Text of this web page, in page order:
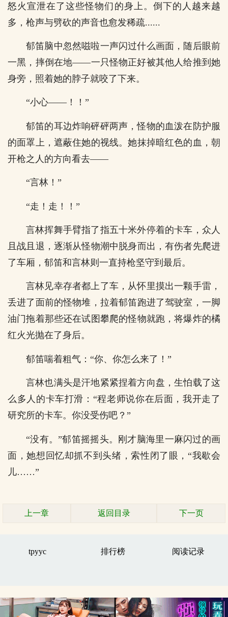
怒火宣泄在了这些怪物们的身上。倒下的人越来越
多，枪声与劈砍的声音也愈发稀疏......
郁笛脑中忽然嗞啦一声闪过什么画面，随后眼前
一黑，摔倒在地——一只怪物正好被其他人给推到她
身旁，照着她的脖子就咬了下来。
“小心——！！”
郁笛的耳边炸响砰砰两声，怪物的血泼在防护服
的面罩上，遮蔽住她的视线。她抹掉暗红色的血，朝
开枪之人的方向看去——
“言林！”
“走！走！！”
言林挥舞手臂指了指五十米外停着的卡车，众人
且战且退，逐渐从怪物潮中脱身而出，有伤者先爬进
了车厢，郁笛和言林则一直持枪坚守到最后。
言林见幸存者都上了车，从怀里摸出一颗手雷，
丢进了面前的怪物堆，拉着郁笛跑进了驾驶室，一脚
油门拖着那些还在试图攀爬的怪物就跑，将爆炸的橘
红火光抛在了身后。
郁笛喘着粗气：“你、你怎么来了！”
言林也满头是汗地紧紧捏着方向盘，生怕载了这
么多人的卡车打滑：“程老师说你在后面，我开走了
研究所的卡车。你没受伤吧？”
“没有。”郁笛摇摇头。刚才脑海里一麻闪过的画
面，她想回忆却抓不到头绪，索性闭了眼，“我歇会
儿……”
上一章 返回目录 下一页
tpyyc 排行榜 阅读记录